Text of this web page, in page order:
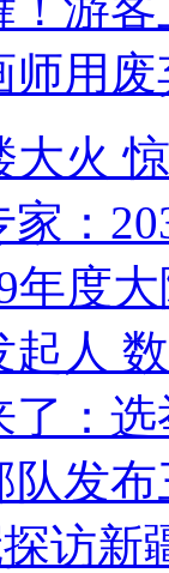
用
大火
：
年度
人
：
发
访新